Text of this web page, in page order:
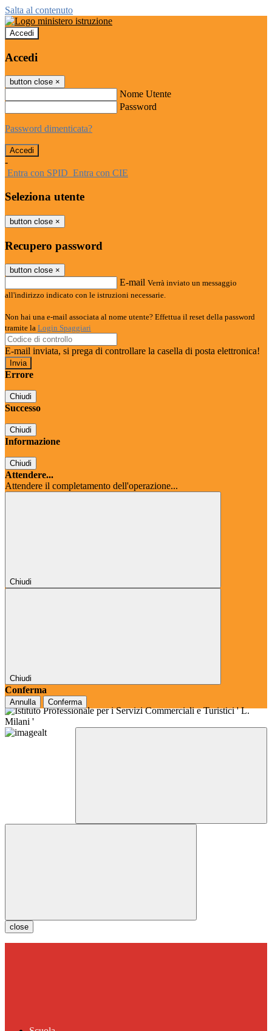
Salta al contenuto
Accedi
Accedi
button close ×
Nome Utente
Password
Password dimenticata?
-
Entra con SPID Entra con CIE
Seleziona utente
button close ×
Recupero password
button close ×
E-mail Verrà inviato un messaggio
all'indirizzo indicato con le istruzioni necessarie.
Non hai una e-mail associata al nome utente? Effettua il reset della password
tramite la Login Spaggiari
E-mail inviata, si prega di controllare la casella di posta elettronica!
Errore
Chiudi
Successo
Chiudi
Informazione
Chiudi
Attendere...
Attendere il completamento dell'operazione...
Chiudi
Chiudi
Conferma
Annulla Conferma
close